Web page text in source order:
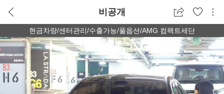
비공개
현금차량/센터관리/수출가능/풀옵션/AMG 컴팩트세단